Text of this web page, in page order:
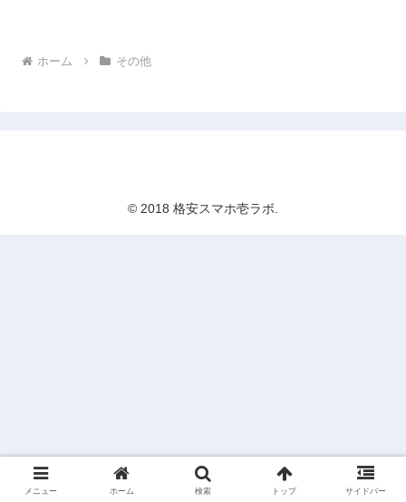
ホーム その他
© 2018 格安スマホ壱ラボ.
メニュー ホーム 検索 トップ サイドバー